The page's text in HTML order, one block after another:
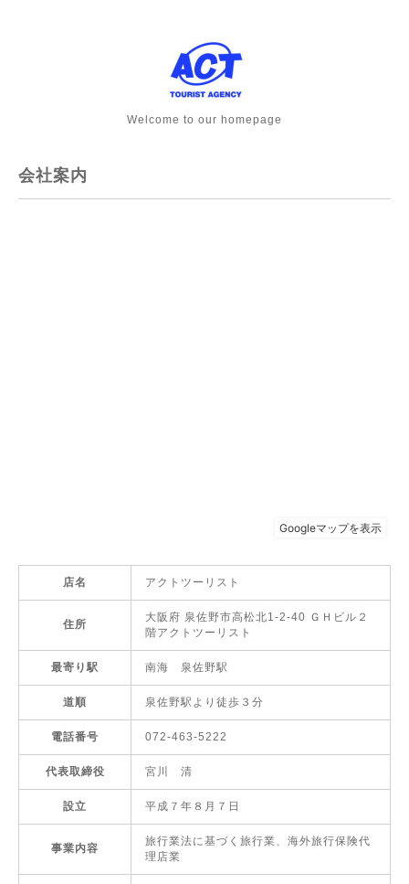
Welcome to our homepage
会社案内
店名 アクトツーリスト
住所
大阪府 泉佐野市高松北1-2-40 ＧＨビル２
階アクトツーリスト
最寄り駅 南海 泉佐野駅
道順 泉佐野駅より徒歩３分
電話番号 072-463-5222
代表取締役 宮川 清
設立 平成７年８月７日
事業内容
旅行業法に基づく旅行業、海外旅行保険代
理店業